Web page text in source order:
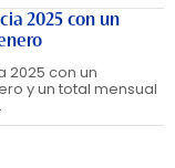
2025 con un
2025 con un
y un total mensual